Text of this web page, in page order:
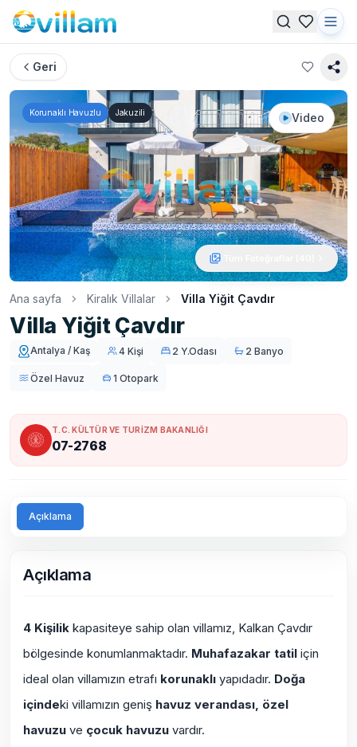
Geri
Korunaklı Havuzlu Jakuzili Video
Ana sayfa Kiralık Villalar Villa Yiğit Çavdır
Villa Yiğit Çavdır
Antalya / Kaş 4 Kişi 2 Y.Odası 2 Banyo
Özel Havuz 1 Otopark
T.C. KÜLTÜR VE TURİZM BAKANLIĞI
07-2768
Açıklama
Açıklama
4 Kişilik kapasiteye sahip olan villamız, Kalkan Çavdır
bölgesinde konumlanmaktadır. Muhafazakar tatil için
ideal olan villamızın etrafı korunaklı yapıdadır. Doğa
içindeki villamızın geniş havuz verandası, özel
havuzu ve çocuk havuzu vardır.